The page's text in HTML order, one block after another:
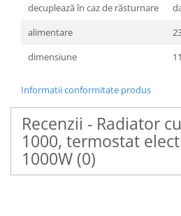
decuplează în caz de răsturnare
alimentare
dimensiune
Informatii conformitate produs
Recenzii - Radiator
1000, termostat
1000W (0)